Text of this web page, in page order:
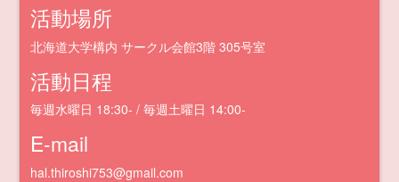
活動場所
北海道大学構内 サークル会館3階 305号室
活動日程
毎週水曜日 18:30- / 毎週土曜日 14:00-
E-mail
hal.thiroshi753@gmail.com